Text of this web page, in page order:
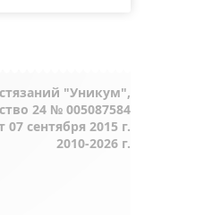
"Уникум",
24 № 005087584
сентября 2015 г.
2010-2026 г.